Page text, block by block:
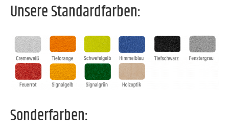
Unsere Standardfarben:
Sonderfarben: